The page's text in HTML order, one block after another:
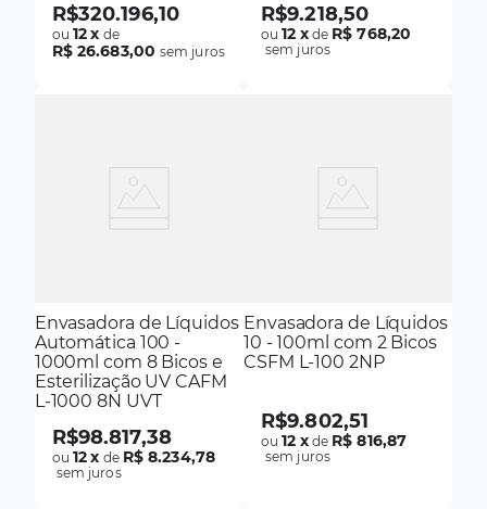
R$320.196,10
ou12x de
R$ 26.683,00 sem juros
R$9.218,50
ou12 xde R$ 768,20
sem juros
Envasadora de Líquidos
Automática 100 -
1000ml com 8 Bicos e
Esterilização UV CAFM
L-1000 8N UVT
R$98.817,38
ou12x de R$ 8.234,78
sem juros
Envasadora de Líquidos
10 - 100ml com 2 Bicos
CSFM L-100 2NP
R$9.802,51
ou12 xde R$ 816,87
sem juros